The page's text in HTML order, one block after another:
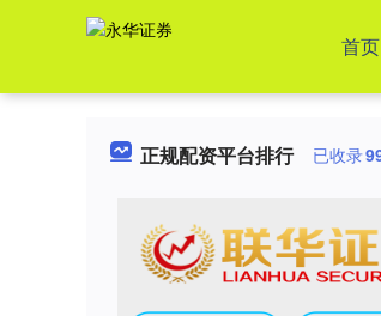
首页
正规配资平台排行 已收录